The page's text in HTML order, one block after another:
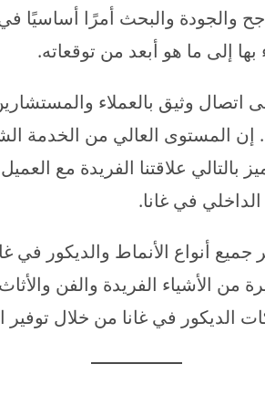
والجودة والبحث أمرًا
بها إلى ما هو أبعد من توقعاته.
وثيق بالعملاء
إن المستوى العالي من الخدمة
بالتالي علاقتنا الفريدة مع
في غانا.
أنواع الأنماط والديكور في
الأشياء الفريدة والفن
في غانا من خلال توفير